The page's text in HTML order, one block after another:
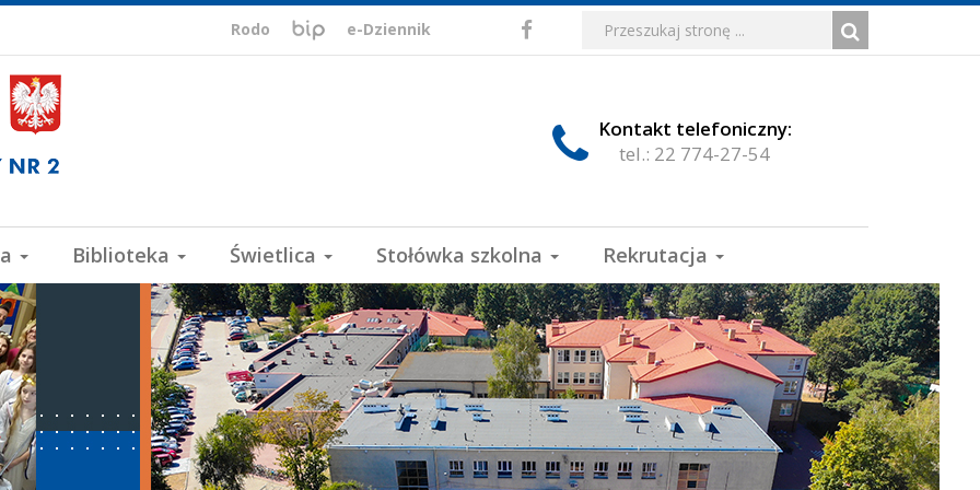
ePUAP,
VULCAN
Rodo
Biuletyn
Informacji
e-Dziennik
Media
społecznościowe
FacebookWyszukiwarka
Formularz
wyszukiwania
Wyszukiwana
fraza:
Szukaj
Kontakt telefoniczny:
tel.: 22 774-27-54
Biblioteka Świetlica Stołówka szkolna Rekrutacja